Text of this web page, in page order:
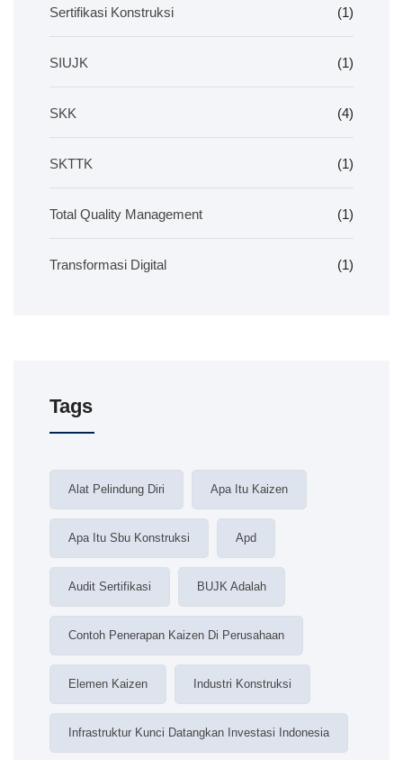
Sertifikasi Konstruksi (1)
SIUJK (1)
SKK (4)
SKTTK (1)
Total Quality Management (1)
Transformasi Digital (1)
Tags
Alat Pelindung Diri Apa Itu Kaizen
Apa Itu Sbu Konstruksi Apd
Audit Sertifikasi BUJK Adalah
Contoh Penerapan Kaizen Di Perusahaan
Elemen Kaizen Industri Konstruksi
Infrastruktur Kunci Datangkan Investasi Indonesia